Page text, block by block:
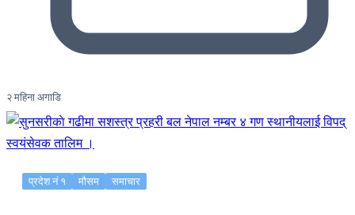
२ महिना अगाडि
प्रदेश नं १ मौसम समाचार